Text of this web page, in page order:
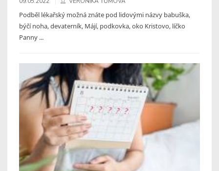
Podběl lékařský možná znáte pod lidovými názvy babuška,
býčí noha, devaterník, Májí, podkovka, oko Kristovo, líčko
Panny ...